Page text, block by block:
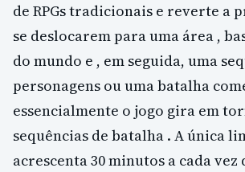
de RPGs tradicionais e reverte a
se deslocarem para uma área ,
do mundo e , em seguida, uma
personagens ou uma batalha
essencialmente o jogo gira em
sequências de batalha . A única
acrescenta 30 minutos a cada